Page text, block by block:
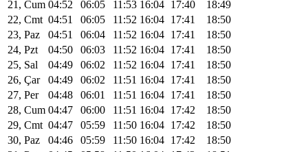
21, Cum 04:52 06:05 11:53 16:04 17:40
18:49
22, Cmt 04:51 06:05 11:52 16:04 17:41
18:50
23, Paz
04:51 06:04 11:52 16:04 17:41
18:50
24, Pzt
04:50 06:03 11:52 16:04 17:41
18:50
25, Sal
04:49 06:02 11:52 16:04 17:41
18:50
26, Çar
04:49 06:02 11:51 16:04 17:41
18:50
27, Per
04:48 06:01 11:51 16:04 17:41
18:50
28, Cum 04:47 06:00 11:51 16:04 17:42
18:50
29, Cmt 04:47 05:59 11:50 16:04 17:42
18:50
30, Paz
04:46 05:59 11:50 16:04 17:42
18:50